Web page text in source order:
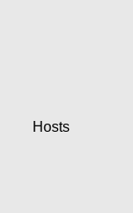
Hosts